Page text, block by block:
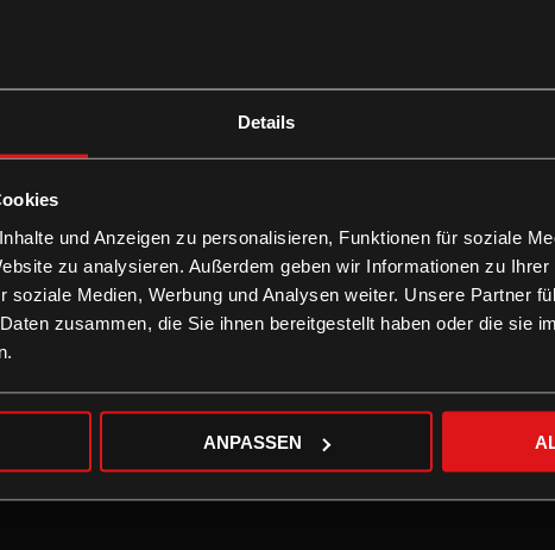
Details
und Anzeigen zu personalisieren, Funktionen für soziale
zu analysieren. Außerdem geben wir Informationen zu Ihrer
soziale Medien, Werbung und Analysen weiter. Unsere Partner
zusammen, die Sie ihnen bereitgestellt haben oder die sie
ANPASSEN